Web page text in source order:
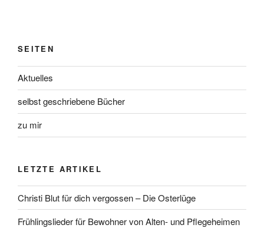
SEITEN
Aktuelles
selbst geschriebene Bücher
zu mir
LETZTE ARTIKEL
Christi Blut für dich vergossen – Die Osterlüge
Frühlingslieder für Bewohner von Alten- und Pflegeheimen